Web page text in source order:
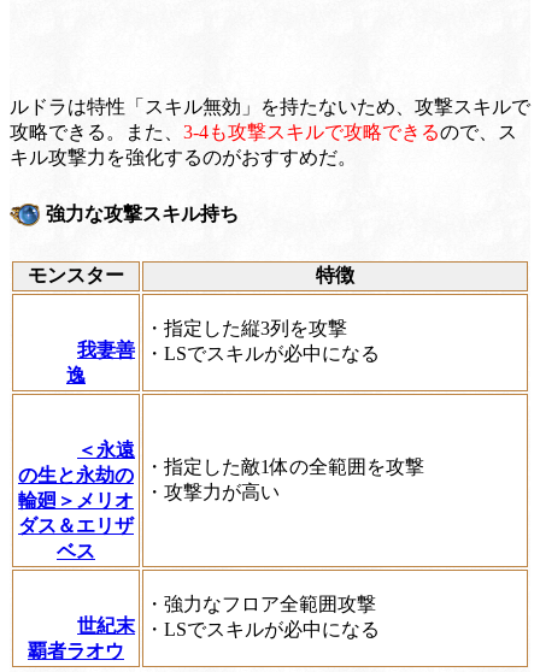
ルドラは特性「スキル無効」を持たないため、攻撃スキルで
攻略できる。また、 3-4も攻撃スキルで攻略できるので、ス
キル攻撃力を強化するのがおすすめだ。
強力な攻撃スキル持ち
モンスター 特徴
我妻善
逸
・指定した縦3列を攻撃
・LSでスキルが必中になる
＜永遠
の生と永劫の
輪廻＞メリオ
ダス＆エリザ
ベス
・指定した敵1体の全範囲を攻撃
・攻撃力が高い
世紀末
覇者ラオウ
・強力なフロア全範囲攻撃
・LSでスキルが必中になる